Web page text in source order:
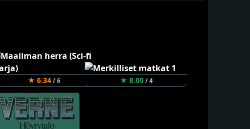
★ 6.34/ 6 ★ 8.00/ 4